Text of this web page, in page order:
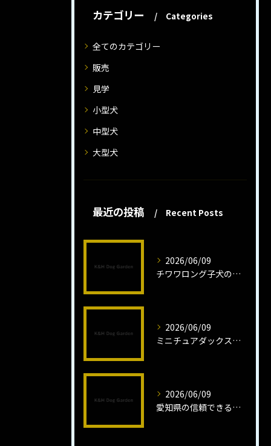
カテゴリー Categories
全てのカテゴリー
販売
見学
小型犬
中型犬
大型犬
最近の投稿 Recent Posts
2026/06/09
チワワロング子犬の健康管理法とは
2026/06/09
ミニチュアダックスフンドロング子犬の魅力と育成法
2026/06/09
愛知県の信頼できるミニチュアピンシャーブリーダーの魅力